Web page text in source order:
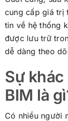
cung cấp giá trị
tin về hệ thống
được lưu trữ
dễ dàng theo
Sự khác
BIM là
Có nhiều người